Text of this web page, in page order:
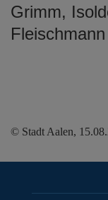
Grimm,
© Stadt Aalen,